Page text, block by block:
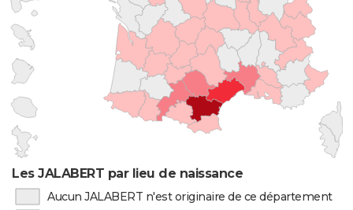
Les JALABERT par lieu de naissance
Aucun JALABERT n'est originaire de ce département